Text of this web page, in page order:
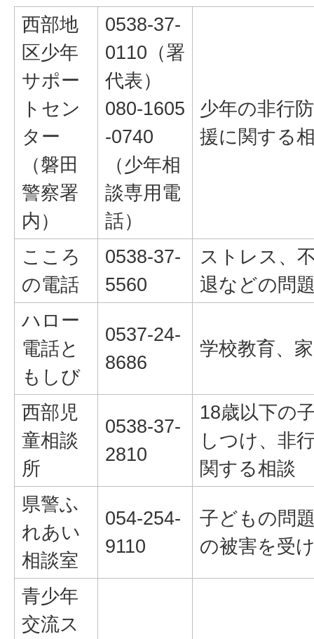
西部地
区少年
サポー
トセン
ター
（磐田
警察署
内）
0538-37-
0110（署
代表）
080-1605
-0740
（少年相
談専用電
話）
少年の非行
援に関する
こころ
の電話
0538-37-
5560
ストレス、
退などの問
ハロー
電話と
もしび
0537-24-
8686
学校教育、
西部児
童相談
所
0538-37-
2810
18歳以下の
しつけ、非
関する相談
県警ふ
れあい
相談室
054-254-
9110
子どもの問
の被害を受
青少年
交流ス